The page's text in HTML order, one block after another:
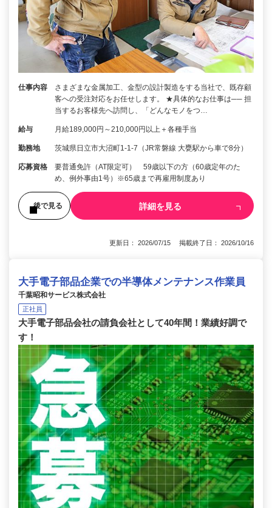
仕事内容
さまざまな金属加工、金型の設計製造をする当社で、既存顧
客への受注対応をお任せします。 ★具体的なお仕事は── 担
当するお客様先へ訪問し、「どんなモノをつ…
給与 月給189,000円～210,000円以上＋各種手当
勤務地 茨城県日立市大沼町1-1-7（JR常磐線 大甕駅から車で8分）
応募資格
要普通免許（AT限定可） 59歳以下の方（60歳定年のた
め、例外事由1号）※65歳まで再雇用制度あり
後で見る 詳細を見る
更新日： 2026/07/15 掲載終了日： 2026/10/16
大手電子部品企業での半導体メンテナンス作業員
千葉昭和サービス株式会社
正社員
大手電子部品会社の請負会社として40年間！業績好調で
す！